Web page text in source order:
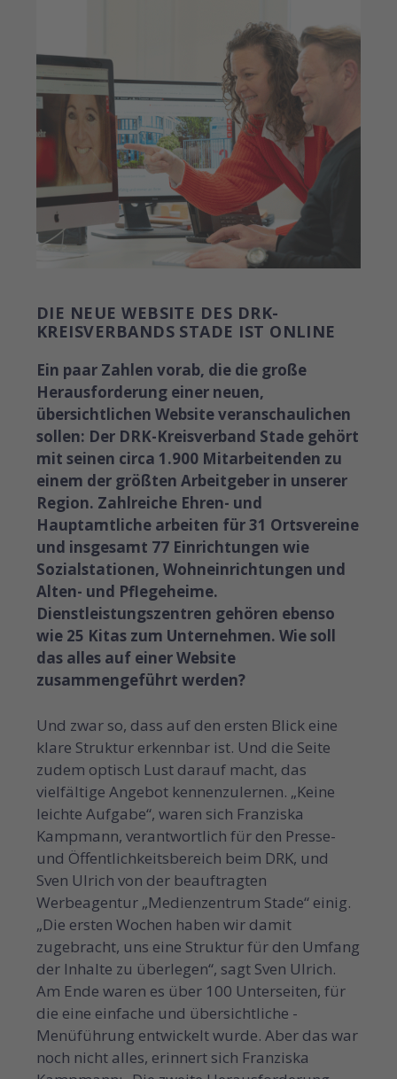
DIE NEUE WEBSITE DES DRK-
KREISVERBANDS STADE IST ONLINE
Ein paar Zahlen vorab, die die große
Herausforderung einer neuen,
übersichtlichen Website veranschaulichen
sollen: Der DRK-Kreisverband Stade gehört
mit seinen circa 1.900 Mitarbeitenden zu
einem der größten Arbeitgeber in unserer
Region. Zahlreiche Ehren- und
Hauptamtliche arbeiten für 31 Ortsvereine
und insgesamt 77 Einrichtungen wie
Sozialstationen, Wohneinrichtungen und
Alten- und Pflegeheime.
Dienstleistungszentren gehören ebenso
wie 25 Kitas zum Unternehmen. Wie soll
das alles auf einer Website
zusammengeführt werden?
Und zwar so, dass auf den ersten Blick eine
klare Struktur erkennbar ist. Und die Seite
zudem optisch Lust darauf macht, das
vielfältige Angebot kennenzulernen. „Keine
leichte Aufgabe“, waren sich Franziska
Kampmann, verantwortlich für den Presse-
und Öffentlichkeitsbereich beim DRK, und
Sven Ulrich von der beauftragten
Werbeagentur „Medienzentrum Stade“ einig.
„Die ersten Wochen haben wir damit
zugebracht, uns eine Struktur für den Umfang
der Inhalte zu überlegen“, sagt Sven Ulrich.
Am Ende waren es über 100 Unterseiten, für
die eine einfache und übersichtliche ­
Menüführung entwickelt wurde. Aber das war
noch nicht alles, erinnert sich Franziska